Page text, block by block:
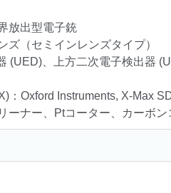
放出型電子銃
ズ（セミインレンズタイプ）
(UED)、上方二次電子検出器
：Oxford Instruments, X-Max
ーナー、Ptコーター、カーボン